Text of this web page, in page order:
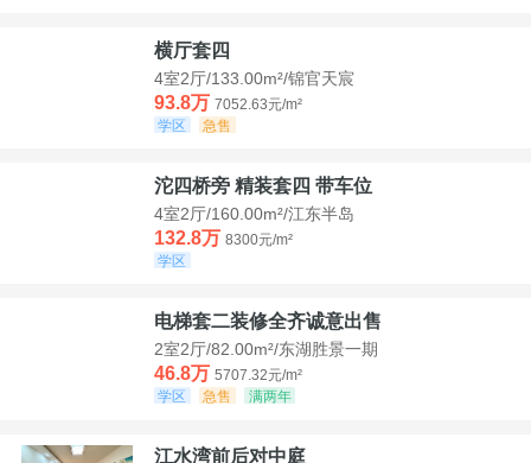
横厅套四
4室2厅/133.00m²/锦官天宸
93.8万 7052.63元/m²
学区
急售
沱四桥旁 精装套四 带车位
4室2厅/160.00m²/江东半岛
132.8万 8300元/m²
学区
电梯套二装修全齐诚意出售
2室2厅/82.00m²/东湖胜景一期
46.8万 5707.32元/m²
学区
急售 满两年
江水湾前后对中庭